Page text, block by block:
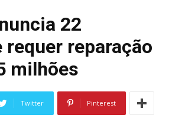
22
requer reparação
milhões
Twitter Pinterest